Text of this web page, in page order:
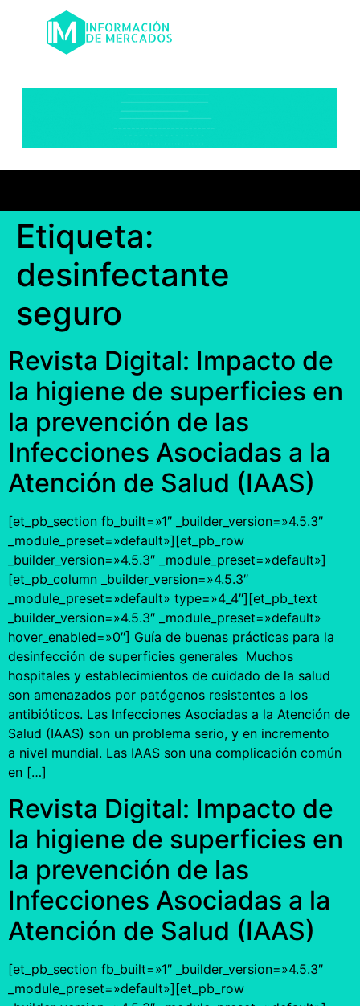
Etiqueta:
desinfectante
seguro
Revista Digital: Impacto de
la higiene de superficies en
la prevención de las
Infecciones Asociadas a la
Atención de Salud (IAAS)
[et_pb_section fb_built=»1″ _builder_version=»4.5.3″
_module_preset=»default»][et_pb_row
_builder_version=»4.5.3″ _module_preset=»default»]
[et_pb_column _builder_version=»4.5.3″
_module_preset=»default» type=»4_4″][et_pb_text
_builder_version=»4.5.3″ _module_preset=»default»
hover_enabled=»0″] Guía de buenas prácticas para la
desinfección de superficies generales Muchos
hospitales y establecimientos de cuidado de la salud
son amenazados por patógenos resistentes a los
antibióticos. Las Infecciones Asociadas a la Atención de
Salud (IAAS) son un problema serio, y en incremento
a nivel mundial. Las IAAS son una complicación común
en […]
Revista Digital: Impacto de
la higiene de superficies en
la prevención de las
Infecciones Asociadas a la
Atención de Salud (IAAS)
[et_pb_section fb_built=»1″ _builder_version=»4.5.3″
_module_preset=»default»][et_pb_row